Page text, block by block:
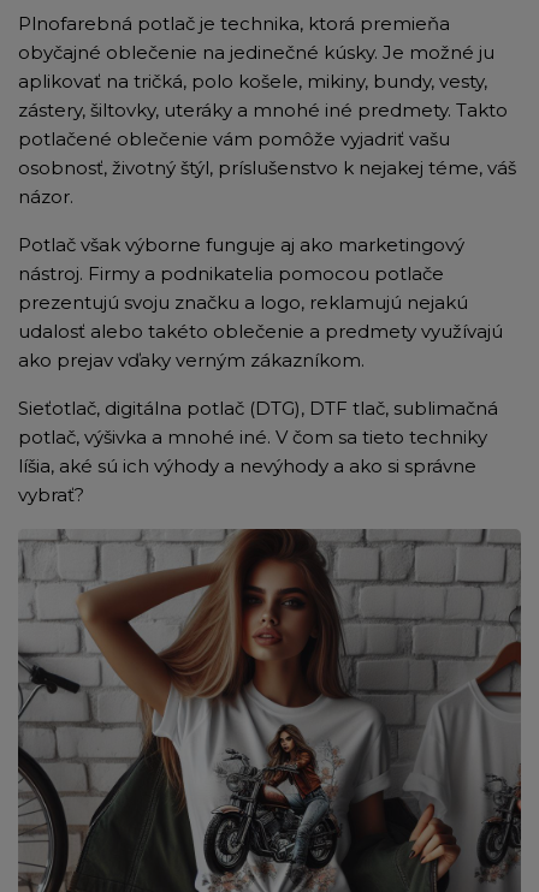
Plnofarebná potlač je technika, ktorá premieňa
obyčajné oblečenie na jedinečné kúsky. Je možné ju
aplikovať na tričká, polo košele, mikiny, bundy, vesty,
zástery, šiltovky, uteráky a mnohé iné predmety. Takto
potlačené oblečenie vám pomôže vyjadriť vašu
osobnosť, životný štýl, príslušenstvo k nejakej téme, váš
názor.
Potlač však výborne funguje aj ako marketingový
nástroj. Firmy a podnikatelia pomocou potlače
prezentujú svoju značku a logo, reklamujú nejakú
udalosť alebo takéto oblečenie a predmety využívajú
ako prejav vďaky verným zákazníkom.
Sieťotlač, digitálna potlač (DTG), DTF tlač, sublimačná
potlač, výšivka a mnohé iné. V čom sa tieto techniky
líšia, aké sú ich výhody a nevýhody a ako si správne
vybrať?